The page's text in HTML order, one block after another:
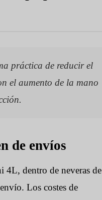
práctica de reducir el
el aumento de la mano
de envíos
4L, dentro de neveras de
Los costes de